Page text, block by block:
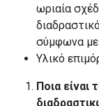
ωριαία
σύμφωνα
Υλικό
Ποια